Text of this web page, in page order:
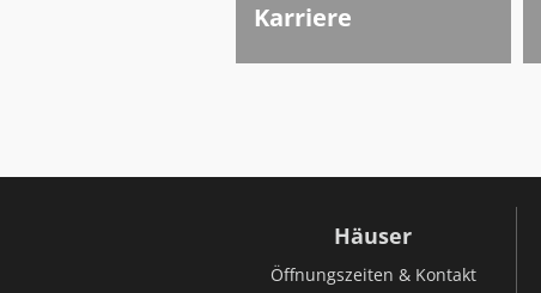
Karriere
Häuser
Öffnungszeiten & Kontakt